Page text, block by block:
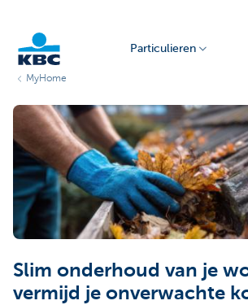
Particulieren
Particulieren
MyHome
Slim onderhoud van je
vermijd je onverwachte